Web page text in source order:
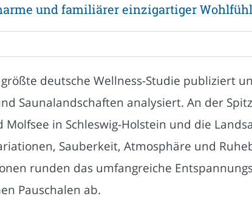
und familiärer einzigartiger
deutsche Wellness-Studie publiziert
Saunalandschaften analysiert. An der
in Schleswig-Holstein und die
Sauberkeit, Atmosphäre und
runden das umfangreiche
Pauschalen ab.